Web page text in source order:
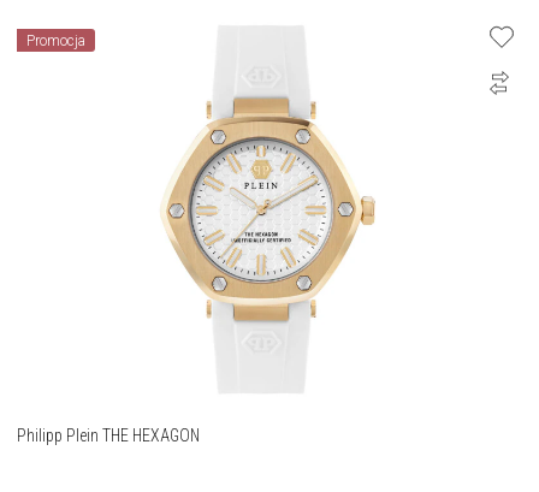
Promocja
Philipp Plein THE HEXAGON